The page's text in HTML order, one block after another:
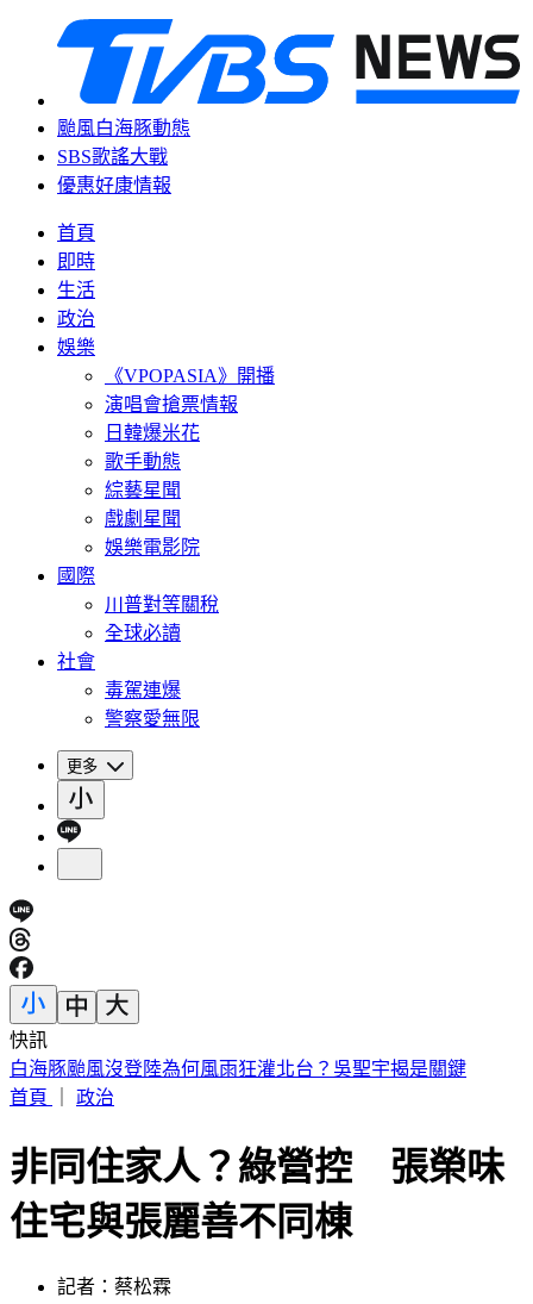
颱風白海豚動態
SBS歌謠大戰
優惠好康情報
首頁
即時
生活
政治
娛樂
《VPOPASIA》開播
演唱會搶票情報
日韓爆米花
歌手動態
綜藝星聞
戲劇星聞
娛樂電影院
國際
川普對等關稅
全球必讀
社會
毒駕連爆
警察愛無限
更多
快訊
狄亞茲領22億連續砸鍋 大谷10局關鍵安助道奇止7連敗
首頁
政治
非同住家人？綠營控 張榮味
住宅與張麗善不同棟
記者：蔡松霖